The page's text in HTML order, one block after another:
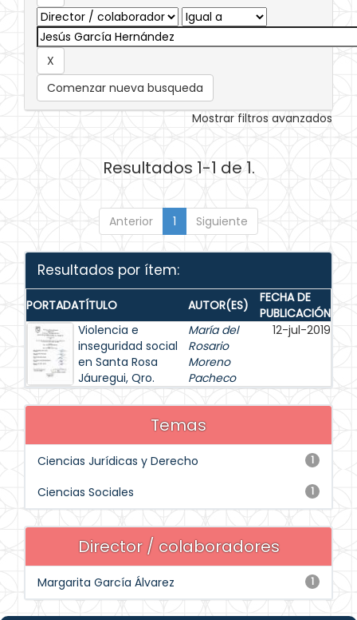
Comenzar nueva busqueda
Mostrar filtros avanzados
Resultados 1-1 de 1.
Anterior 1 Siguiente
Resultados por ítem:
PORTADATÍTULO AUTOR(ES)
FECHA DE
PUBLICACIÓN
Violencia e
inseguridad social
en Santa Rosa
Jáuregui, Qro.
María del
Rosario
Moreno
Pacheco
12-jul-2019
Temas
1
Ciencias Jurídicas y Derecho
1
Ciencias Sociales
Director / colaboradores
1
Margarita García Álvarez